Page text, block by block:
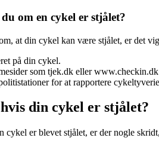
om en cykel er stjålet?
at din cykel kan være stjålet, er det
på din cykel.
som tjek.dk eller
for at rapportere
din cykel er stjålet?
cykel er blevet stjålet, er der nogle